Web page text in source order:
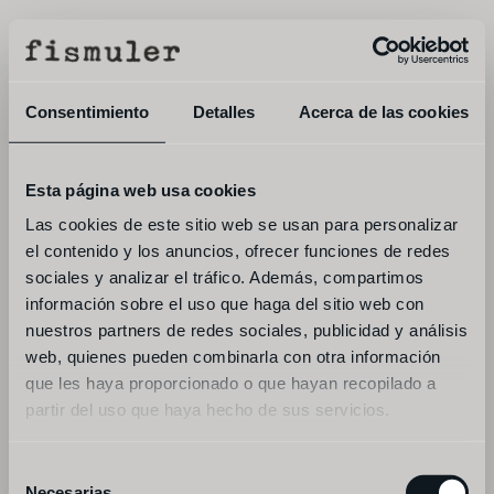
Consentimiento Detalles Acerca de las cookies
Esta página web usa cookies
Las cookies de este sitio web se usan para personalizar
el contenido y los anuncios, ofrecer funciones de redes
sociales y analizar el tráfico. Además, compartimos
información sobre el uso que haga del sitio web con
nuestros partners de redes sociales, publicidad y análisis
web, quienes pueden combinarla con otra información
que les haya proporcionado o que hayan recopilado a
partir del uso que haya hecho de sus servicios.
menú reservar
suscríbete a nuestra newsletter y
entérate de las ultimas noticias y
novedades del grupo famlia la ancha